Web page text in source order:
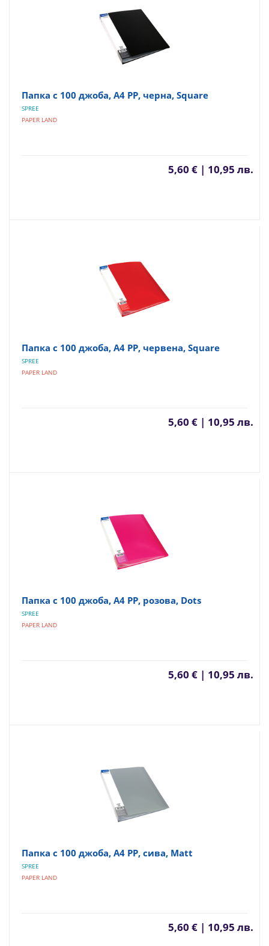
Папка с 100 джоба, A4 PP, черна, Square
SPREE
PAPER LAND
5,60 € | 10,95 лв.
Папка с 100 джоба, A4 PP, червена, Square
SPREE
PAPER LAND
5,60 € | 10,95 лв.
Папка с 100 джоба, A4 PP, розова, Dots
SPREE
PAPER LAND
5,60 € | 10,95 лв.
Папка с 100 джоба, A4 PP, сива, Matt
SPREE
PAPER LAND
5,60 € | 10,95 лв.